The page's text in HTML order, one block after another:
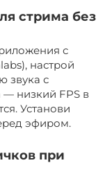
стрима без
с
настрой
звука с
низкий FPS в
Установи
эфиром.
при